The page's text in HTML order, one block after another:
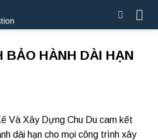
BẢO HÀNH DÀI HẠN
Và Xây Dựng Chu Du cam kết
dài hạn cho mọi công trình xây